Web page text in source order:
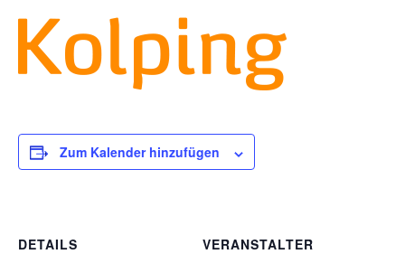
Zum Kalender hinzufügen
DETAILS
VERANSTALTER